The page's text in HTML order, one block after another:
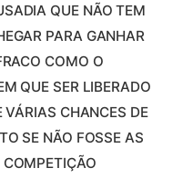
QUE NÃO TEM
PARA GANHAR
COMO O
QUE SER LIBERADO
CHANCES DE
SE NÃO FOSSE AS